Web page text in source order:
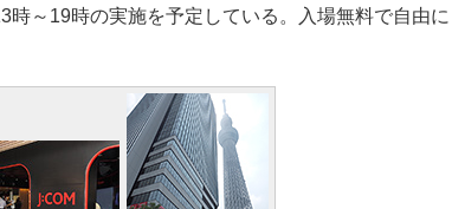
時～19時の実施を予定している。入場無料で自由に